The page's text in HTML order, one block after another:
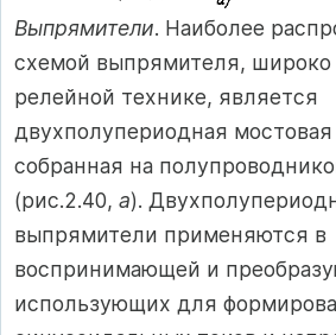
Выпрямители. Наиболее
схемой выпрямителя,
релейной технике, является
двухполупериодная
собранная на
(рис.2.40, а).
выпрямители применяются в
воспринимающей и
использующих для